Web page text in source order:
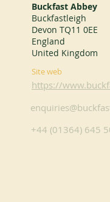
Buckfast Abbey
Buckfastleigh
Devon TQ11 0EE
England
United Kingdom
Site web
https://
+44 (01364) 645